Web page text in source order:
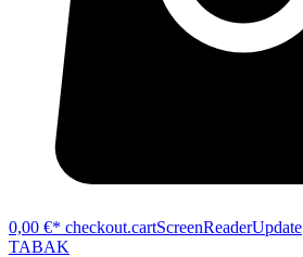
0,00 €* checkout.cartScreenReaderUpdate
TABAK